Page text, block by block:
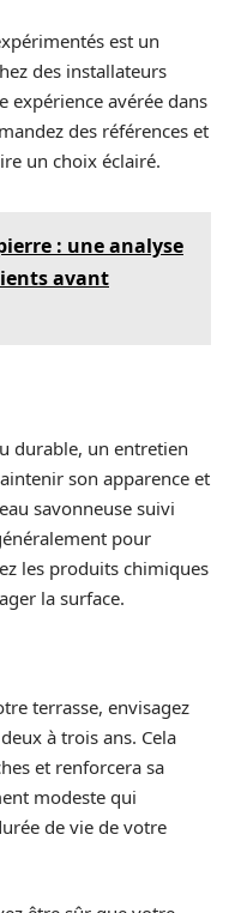
est un
des installateurs
expérience avérée dans
des références et
un choix éclairé.
: une analyse
avant
durable, un entretien
son apparence et
savonneuse suivi
pour
les produits chimiques
la surface.
terrasse, envisagez
à trois ans. Cela
et renforcera sa
modeste qui
de vie de votre